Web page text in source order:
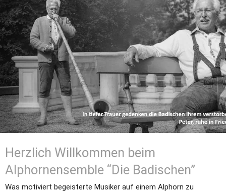
Herzlich Willkommen beim
Alphornensemble “Die Badischen”
Was motiviert begeisterte Musiker auf einem Alphorn zu